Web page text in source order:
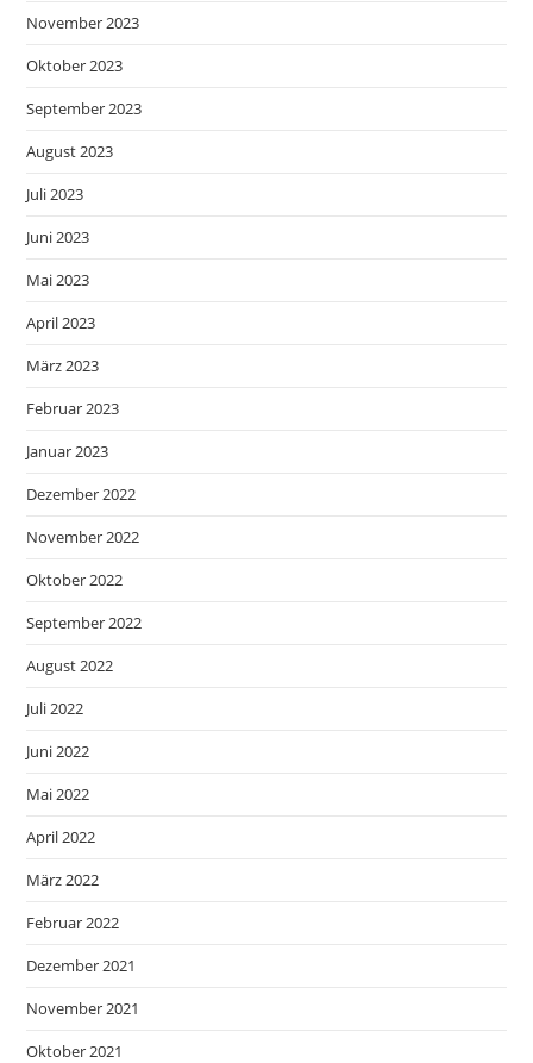
November 2023
Oktober 2023
September 2023
August 2023
Juli 2023
Juni 2023
Mai 2023
April 2023
März 2023
Februar 2023
Januar 2023
Dezember 2022
November 2022
Oktober 2022
September 2022
August 2022
Juli 2022
Juni 2022
Mai 2022
April 2022
März 2022
Februar 2022
Dezember 2021
November 2021
Oktober 2021